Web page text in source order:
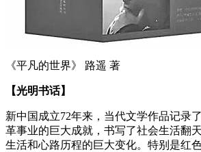
《平凡的世界》 路遥 著
【光明书话】
新中国成立72年来，当代文学作品记录
革事业的巨大成就，书写了社会生活翻
生活和心路历程的巨大变化。特别是红